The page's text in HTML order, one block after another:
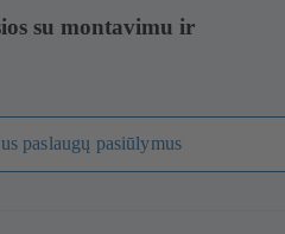
su montavimu ir
paslaugų pasiūlymus